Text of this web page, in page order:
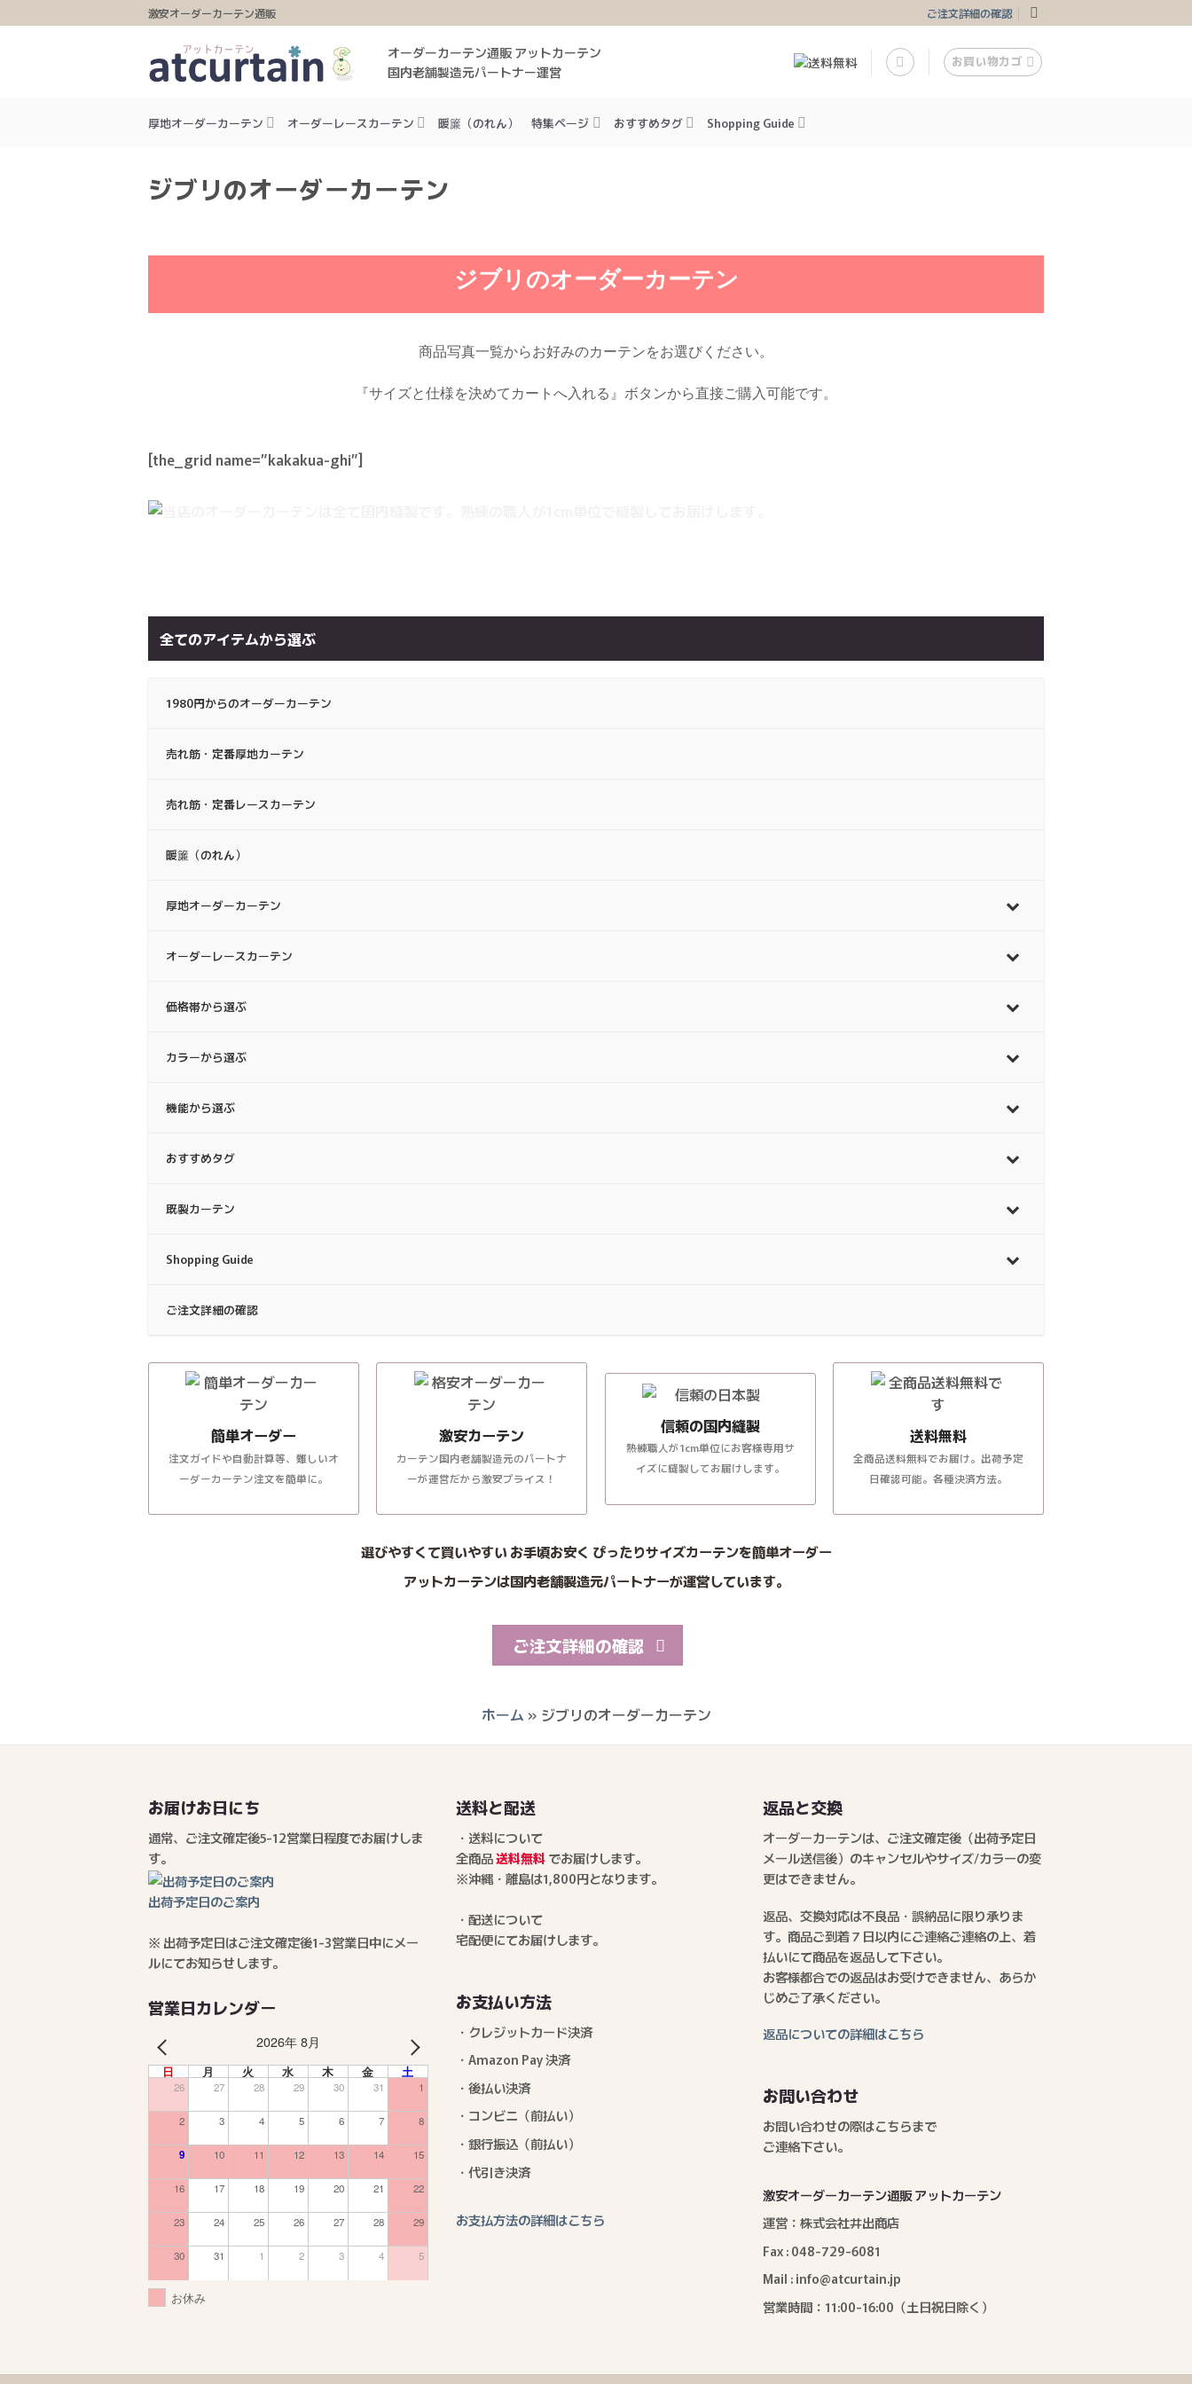
to
激安オーダーカーテン通販 ご注文詳細の確認
オーダーカーテン通販 アットカーテン
国内老舗製造元パートナー運営
お買い物カゴ
厚地オーダーカーテン オーダーレースカーテン 暖簾（のれん） 特集ページ おすすめタグ Shopping Guide
ジブリのオーダーカーテン
ジブリのオーダーカーテン
商品写真一覧からお好みのカーテンをお選びください。
『サイズと仕様を決めてカートへ入れる』ボタンから直接ご購入可能です。
[the_grid name=”kakakua-ghi”]
全てのアイテムから選ぶ
1980円からのオーダーカーテン
売れ筋・定番厚地カーテン
売れ筋・定番レースカーテン
暖簾（のれん）
厚地オーダーカーテン
オーダーレースカーテン
価格帯から選ぶ
カラーから選ぶ
機能から選ぶ
おすすめタグ
既製カーテン
Shopping Guide
ご注文詳細の確認
簡単オーダー
注文ガイドや自動計算等、難しいオ
ーダーカーテン注文を簡単に。
激安カーテン
カーテン国内老舗製造元のパートナ
ーが運営だから激安プライス！
信頼の国内縫製
熟練職人が1cm単位にお客様専用サ
イズに縫製してお届けします。
送料無料
全商品送料無料でお届け。出荷予定
日確認可能。各種決済方法。
選びやすくて買いやすい お手頃お安く ぴったりサイズカーテンを簡単オーダー
アットカーテンは国内老舗製造元パートナーが運営しています。
ご注文詳細の確認
ホーム » ジブリのオーダーカーテン
お届けお日にち
通常、ご注文確定後5-12営業日程度でお届けしま
す。
出荷予定日のご案内
※ 出荷予定日はご注文確定後1-3営業日中にメー
ルにてお知らせします。
営業日カレンダー
2026年 8月
日 月 火 水 木 金 土
26 27 28 29 30 31 1
2 3 4 5 6 7 8
9 10 11 12 13 14 15
16 17 18 19 20 21 22
23 24 25 26 27 28 29
30 31 1 2 3 4 5
お休み
送料と配送
・送料について
全商品送料無料でお届けします。
※沖縄・離島は1,800円となります。
・配送について
宅配便にてお届けします。
お支払い方法
・クレジットカード決済
・Amazon Pay 決済
・後払い決済
・コンビニ（前払い）
・銀行振込（前払い）
・代引き決済
お支払方法の詳細はこちら
返品と交換
オーダーカーテンは、ご注文確定後（出荷予定日
メール送信後）のキャンセルやサイズ/カラーの変
更はできません。
返品、交換対応は不良品・誤納品に限り承りま
す。商品ご到着７日以内にご連絡ご連絡の上、着
払いにて商品を返品して下さい。
お客様都合での返品はお受けできません、あらか
じめご了承ください。
返品についての詳細はこちら
お問い合わせ
お問い合わせの際はこちらまで
ご連絡下さい。
激安オーダーカーテン通販 アットカーテン
運営：株式会社井出商店
Fax : 048-729-6081
Mail : info@atcurtain.jp
営業時間：11:00-16:00（土日祝日除く）